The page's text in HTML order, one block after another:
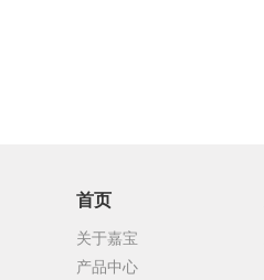
首页
关于嘉宝
产品中心